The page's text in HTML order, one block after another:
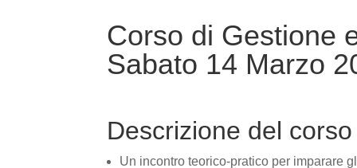
Corso di Gestione
Sabato 14 Marzo
Descrizione del corso
Un incontro teorico-pratico per imparare